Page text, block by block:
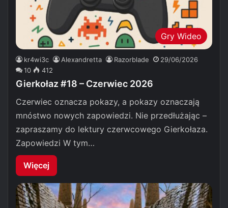
Gry Wideo
kr4wi3c Alexandretta Razorblade
29/06/2026
10
412
Gierkołaz #18 – Czerwiec 2026
Czerwiec oznacza pokazy, a pokazy oznaczają
mnóstwo nowych zapowiedzi. Nie przedłużając –
zapraszamy do lektury czerwcowego Gierkołaza.
Zapowiedzi W tym…
Więcej